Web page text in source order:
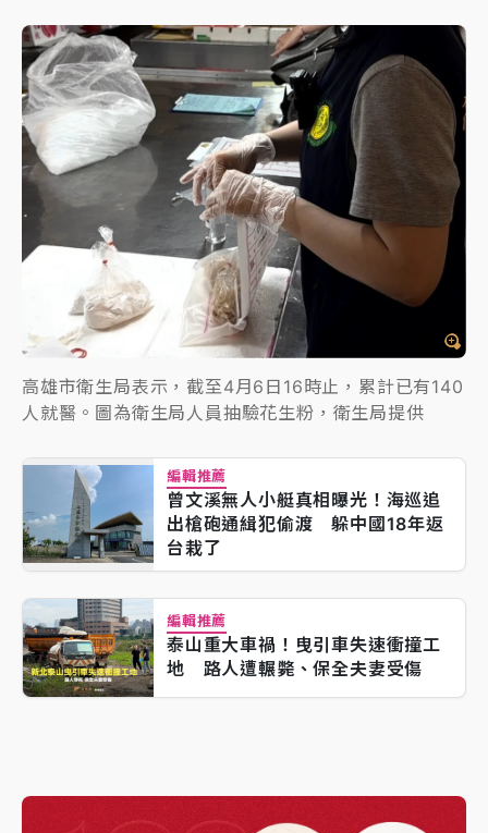
高雄市衛生局表示，截至4月6日16時止，累計已有140
人就醫。圖為衛生局人員抽驗花生粉，衛生局提供
編輯推薦
曾文溪無人小艇真相曝光！海巡追
出槍砲通緝犯偷渡 躲中國18年返
台栽了
編輯推薦
泰山重大車禍！曳引車失速衝撞工
地 路人遭輾斃、保全夫妻受傷